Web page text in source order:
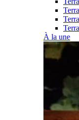
À la une